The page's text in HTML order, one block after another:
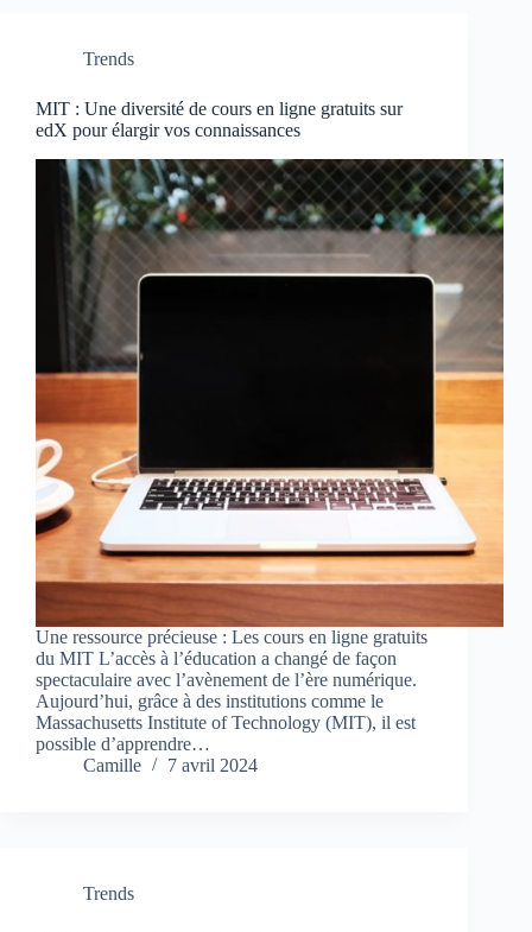
Trends
MIT : Une diversité de cours en ligne gratuits sur
edX pour élargir vos connaissances
Une ressource précieuse : Les cours en ligne gratuits
du MIT L’accès à l’éducation a changé de façon
spectaculaire avec l’avènement de l’ère numérique.
Aujourd’hui, grâce à des institutions comme le
Massachusetts Institute of Technology (MIT), il est
possible d’apprendre…
Camille
7 avril 2024
Trends